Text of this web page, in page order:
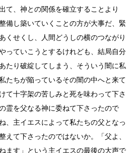
て、神との関係を確立することより
備し築いていくことの方が大事だ、緊
くせくし、人間どうしの横のつながり
っていこうとするけれども、結局自分
たり破綻してしまう、そういう闇に私
たちが陥っているその闇の中へと来て
て十字架の苦しみと死を味わって下さ
霊を父なる神に委ねて下さったので
、主イエスによって私たちの父となっ
えて下さったのではないか。「父よ、
ます」という主イエスの最後の大声で